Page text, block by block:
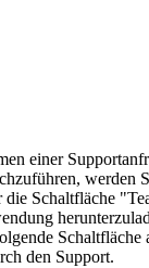
einer
werden
die Schaltfläche
Schaltfläche
den Support.